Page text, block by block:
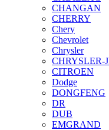
CHANGAN
CHERRY
Chery
Chevrolet
Chrysler
CHRYSLER-
CITROEN
Dodge
DONGFENG
DR
DUB
EMGRAND